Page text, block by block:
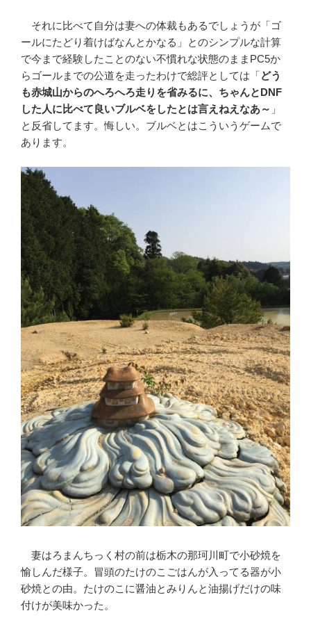
それに比べて自分は妻への体裁もあるでしょうが「ゴ
ールにたどり着けばなんとかなる」とのシンプルな計算
で今まで経験したことのない不慣れな状態のままPC5か
らゴールまでの公道を走ったわけで総評としては「 どう
も赤城山からのへろへろ走りを省みるに、ちゃんとDNF
した人に比べて良いブルベをしたとは言えねえなあ～ 」
と反省してます。悔しい。ブルベとはこういうゲームで
あります。
妻はろまんちっく村の前は栃木の那珂川町で小砂焼を
愉しんだ様子。冒頭のたけのこごはんが入ってる器が小
砂焼との由。たけのこに醤油とみりんと油揚げだけの味
付けが美味かった。